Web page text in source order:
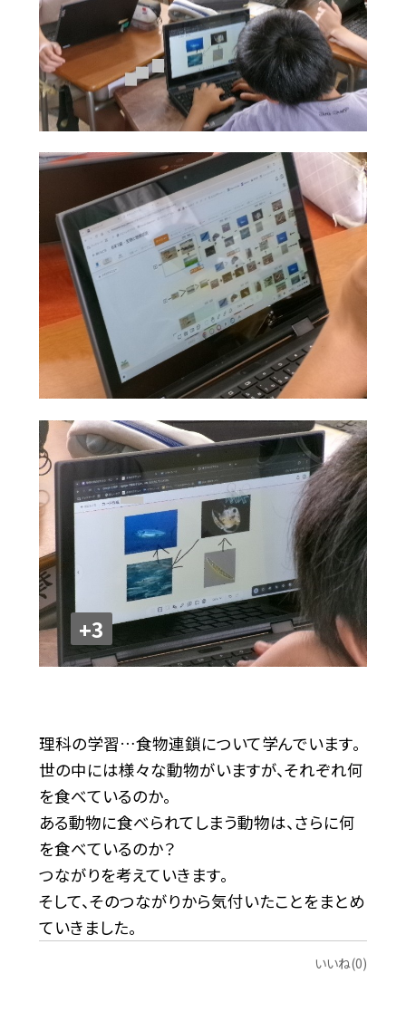
+3
理科の学習…食物連鎖について学んでいます。
世の中には様々な動物がいますが、それぞれ何
を食べているのか。
ある動物に食べられてしまう動物は、さらに何
を食べているのか？
つながりを考えていきます。
そして、そのつながりから気付いたことをまとめ
ていきました。
いいね(0)